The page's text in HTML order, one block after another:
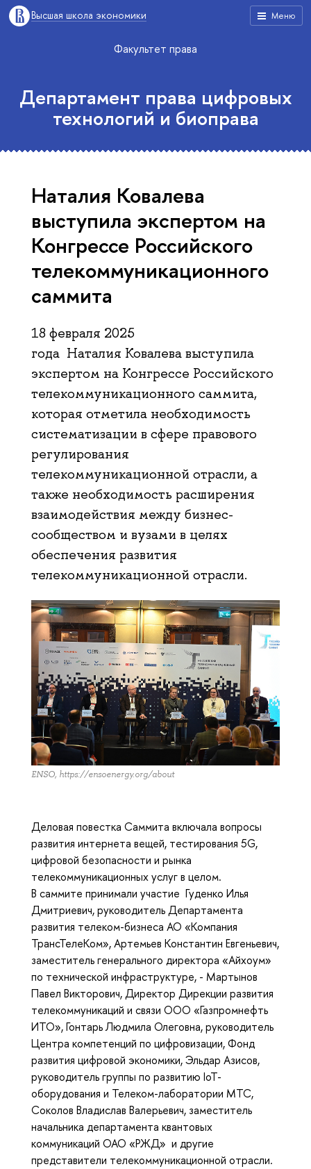
Меню
Высшая школа экономики
Факультет права
Департамент права цифровых
технологий и биоправа
Наталия Ковалева
выступила экспертом на
Конгрессе Российского
телекоммуникационного
саммита
18 февраля 2025
года Наталия Ковалева выступила
экспертом на Конгрессе Российского
телекоммуникационного саммита,
которая отметила необходимость
систематизации в сфере правового
регулирования
телекоммуникационной отрасли, а
также необходимость расширения
взаимодействия между бизнес-
сообществом и вузами в целях
обеспечения развития
телекоммуникационной отрасли.
ENSO, https://ensoenergy.org/about
Деловая повестка Саммита включала вопросы
развития интернета вещей, тестирования 5G,
цифровой безопасности и рынка
телекоммуникационных услуг в целом.
В саммите принимали участие Гуденко Илья
Дмитриевич, руководитель Департамента
развития телеком-бизнеса АО «Компания
ТрансТелеКом», Артемьев Константин Евгеньевич,
заместитель генерального директора «Айхоум»
по технической инфраструктуре, - Мартынов
Павел Викторович, Директор Дирекции развития
телекоммуникаций и связи ООО «Газпромнефть
ИТО», Гонтарь Людмила Олеговна, руководитель
Центра компетенций по цифровизации, Фонд
развития цифровой экономики, Эльдар Азисов,
руководитель группы по развитию IoT-
оборудования и Телеком-лаборатории МТС,
Соколов Владислав Валерьевич, заместитель
начальника департамента квантовых
коммуникаций ОАО «РЖД» и другие
представители телекоммуникационной отрасли.